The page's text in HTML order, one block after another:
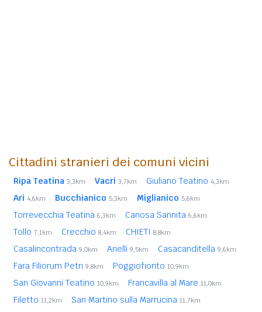
Cittadini stranieri dei comuni vicini
Ripa Teatina 3,3km Vacri 3,7km Giuliano Teatino 4,3km
Ari 4,6km Bucchianico 5,3km Miglianico 5,6km
Torrevecchia Teatina 6,3km Canosa Sannita 6,6km
Tollo 7,1km Crecchio 8,4km CHIETI 8,8km
Casalincontrada 9,0km Arielli 9,5km Casacanditella 9,6km
Fara Filiorum Petri 9,8km Poggiofiorito 10,9km
San Giovanni Teatino 10,9km Francavilla al Mare 11,0km
Filetto 11,2km San Martino sulla Marrucina 11,7km